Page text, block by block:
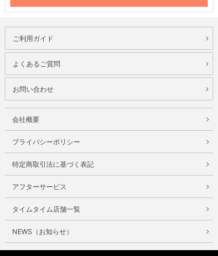
ご利用ガイド
よくあるご質問
お問い合わせ
会社概要
プライバシーポリシー
特定商取引法に基づく表記
アフターサービス
タイムタイム店舗一覧
NEWS（お知らせ）